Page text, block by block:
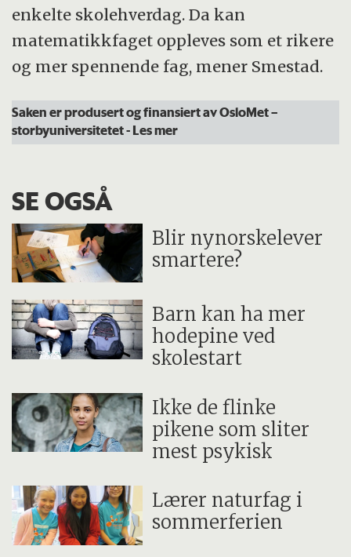
enkelte skolehverdag. Da kan
matematikkfaget oppleves som et rikere
og mer spennende fag, mener Smestad.
Saken er produsert og finansiert av OsloMet –
storbyuniversitetet- Les mer
SE OGSÅ
Blir nynorskelever
smartere?
Barn kan ha mer
hodepine ved
skolestart
Ikke de flinke
pikene som sliter
mest psykisk
Lærer naturfag i
sommerferien